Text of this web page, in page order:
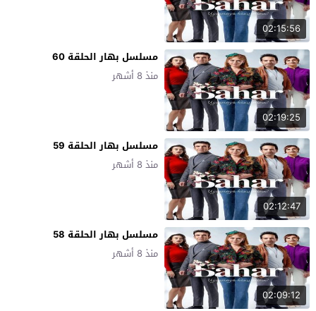
02:15:56
02:19:25
مسلسل بهار الحلقة 60
منذ 8 أشهر
02:12:47
مسلسل بهار الحلقة 59
منذ 8 أشهر
02:09:12
مسلسل بهار الحلقة 58
منذ 8 أشهر